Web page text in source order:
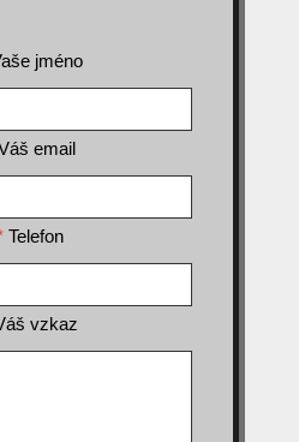
jméno
email
Telefon
vzkaz